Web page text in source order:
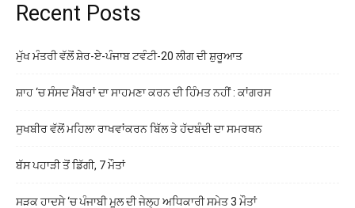
Recent Posts
ਮੁੱਖ ਮੰਤਰੀ ਵੱਲੋਂ ਸ਼ੇਰ-ਏ-ਪੰਜਾਬ ਟਵੰਟੀ-20 ਲੀਗ ਦੀ ਸ਼ੁਰੂਆਤ
ਸ਼ਾਹ ‘ਚ ਸੰਸਦ ਮੈਂਬਰਾਂ ਦਾ ਸਾਹਮਣਾ ਕਰਨ ਦੀ ਹਿੰਮਤ ਨਹੀਂ : ਕਾਂਗਰਸ
ਸੁਖਬੀਰ ਵੱਲੋਂ ਮਹਿਲਾ ਰਾਖਵਾਂਕਰਨ ਬਿੱਲ ਤੇ ਹੱਦਬੰਦੀ ਦਾ ਸਮਰਥਨ
ਬੱਸ ਪਹਾੜੀ ਤੋਂ ਡਿੱਗੀ, 7 ਮੌਤਾਂ
ਸੜਕ ਹਾਦਸੇ ‘ਚ ਪੰਜਾਬੀ ਮੂਲ ਦੀ ਜੇਲ੍ਹ ਅਧਿਕਾਰੀ ਸਮੇਤ 3 ਮੌਤਾਂ